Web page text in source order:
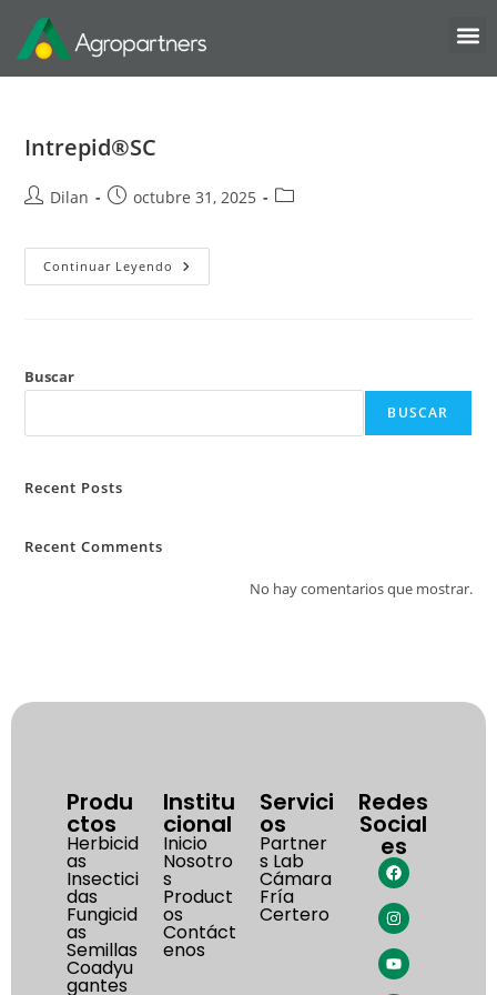
Intrepid®SC
Dilan octubre 31, 2025
Continuar Leyendo
Buscar
BUSCAR
Recent Posts
Recent Comments
No hay comentarios que mostrar.
Produ
ctos
Herbicid
as
Insectici
das
Fungicid
as
Semillas
Coadyu
gantes
Institu
cional
Inicio
Nosotro
s
Product
os
Contáct
enos
Servici
os
Partner
s Lab
Cámara
Fría
Certero
Redes
Social
es